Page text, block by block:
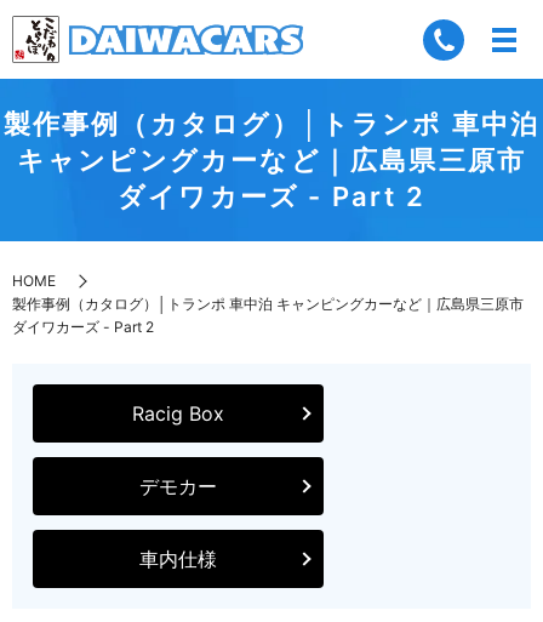
製作事例（カタログ）│トランポ 車中泊
キャンピングカーなど｜広島県三原市
ダイワカーズ - Part 2
HOME
製作事例（カタログ）│トランポ 車中泊 キャンピングカーなど｜広島県三原市
ダイワカーズ - Part 2
Racig Box
デモカー
車内仕様